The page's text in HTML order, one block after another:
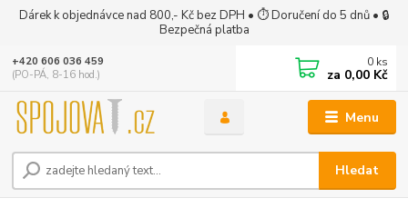
Dárek k objednávce nad 800,- Kč bez DPH • ⏱ Doručení do 5 dnů • 🔒
Bezpečná platba
Menu
Hledat
+420 606 036 459
(PO-PÁ, 8-16 hod.)
0 ks
za 0,00 Kč